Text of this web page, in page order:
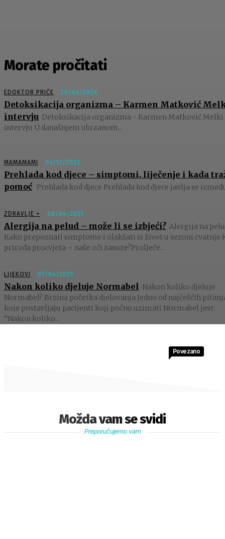
Morate pročitati
EDOKTOR PRIČE 29/04/2024
Detoksikacija organizma – Karmen Matković
intervju Detoksikacija organizma - Karmen Matković Melki
intervju U današnjem ubrzanom...
MAMAMAMI 04/12/2023
Prehlada kod djece – simptomi, liječenje i kada
pomoć Prehlada kod djece Prehlada kod djece javlja se
ZDRAVLJE + 08/04/2025
Alergija na pelud – može li se izbjeći? Alergija na
Kako prepoznati simptome i olakšati si život u sezoni cvatnje
priroda procvjeta – naše oči zasuze?Proljeće...
LIJEKOVI 07/04/2025
Nakon koliko djeluje Normabel Nakon koliko djeluje
Normabel? Brzina početka djelovanja Jedno od najčešćih
koje postavljaju pacijenti koji počnu uzimati Normabel jest:
“Nakon koliko...
Možda vam se svidi
Povezano
Preporučujemo vam